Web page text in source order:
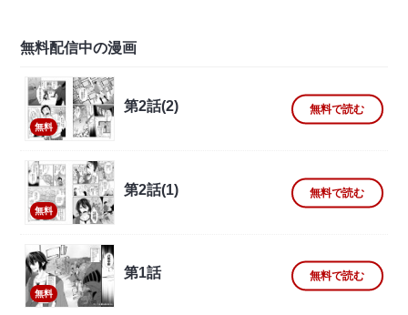
無料配信中の漫画
無料
第2話(2) 無料で読む
無料
第2話(1) 無料で読む
無料
第1話 無料で読む